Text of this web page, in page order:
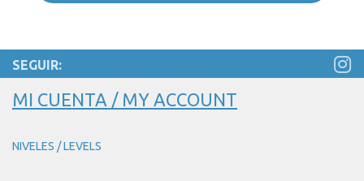
SEGUIR:
MI CUENTA / MY ACCOUNT
NIVELES / LEVELS